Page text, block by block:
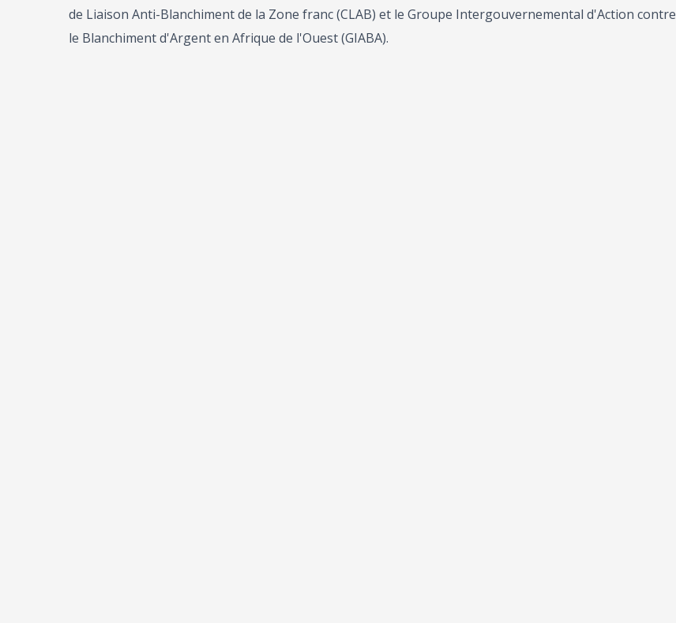
de Liaison Anti-Blanchiment de la Zone franc (CLAB) et le Groupe Intergouvernemental d'Action contre
le Blanchiment d'Argent en Afrique de l'Ouest (GIABA).